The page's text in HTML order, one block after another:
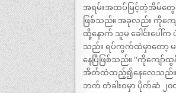
အရမ်းအထပ်မြင့်တဲ့အိမ်တွေက
ဖြစ်သည်။ အခုလည်း ကိုကျ
ထို့နောက် သူမ ခေါင်းပေါ်
သည်။ ရပ်ကွက်ထဲမှာတော့ မထ
နေပြီဖြစ်သည်။ “ကိုကျေ
အိတ်ထဲထည့်၍နေလေသည်။
ဘက် တံခါးဝမှာ ပိုက်ဆံ ၂